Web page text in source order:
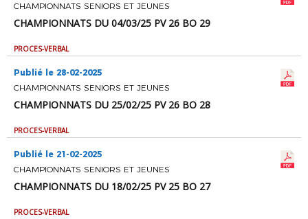
CHAMPIONNATS SENIORS ET JEUNES
CHAMPIONNATS DU 04/03/25 PV 26 BO 29
PROCES-VERBAL
Publié le 28-02-2025
CHAMPIONNATS SENIORS ET JEUNES
CHAMPIONNATS DU 25/02/25 PV 26 BO 28
PROCES-VERBAL
Publié le 21-02-2025
CHAMPIONNATS SENIORS ET JEUNES
CHAMPIONNATS DU 18/02/25 PV 25 BO 27
PROCES-VERBAL